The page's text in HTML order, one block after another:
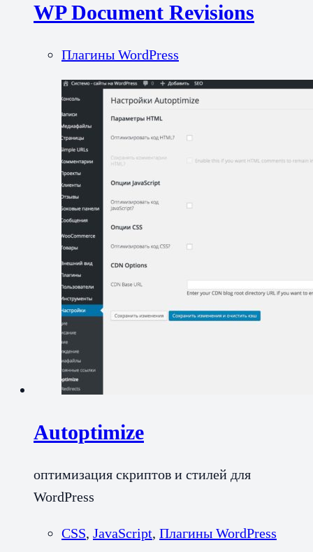
WP Document Revisions
Плагины WordPress
Autoptimize
оптимизация скриптов и стилей для
WordPress
CSS, JavaScript, Плагины WordPress